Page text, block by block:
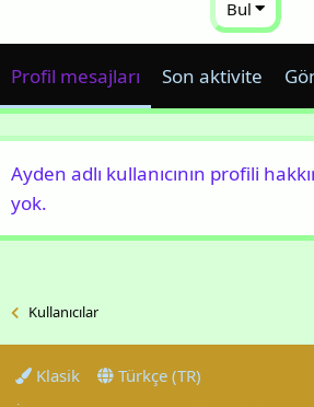
Bul
Profil mesajları Son aktivite
Ayden adlı kullanıcının profili
yok.
Kullanıcılar
Klasik
Türkçe (TR)